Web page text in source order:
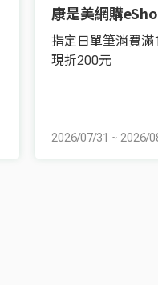
康是美網購
指定日單筆消費
現折200元
2026/07/31 ~ 2026/